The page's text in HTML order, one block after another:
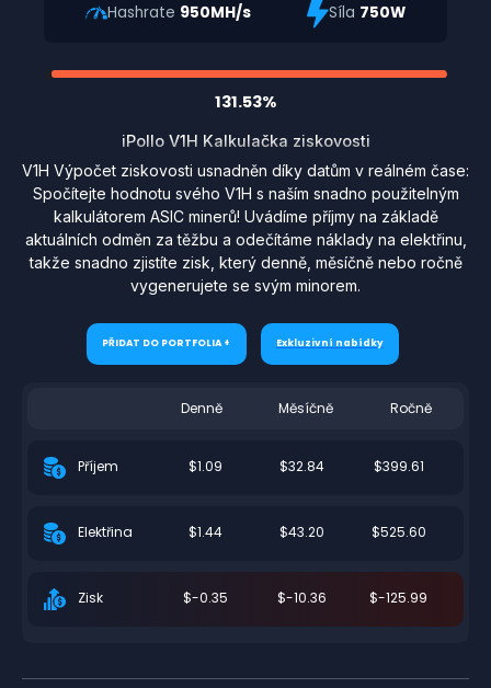
Hashrate 950MH/s Síla 750W
131.53%
iPollo V1H Kalkulačka ziskovosti
V1H Výpočet ziskovosti usnadněn díky datům v reálném čase:
Spočítejte hodnotu svého V1H s naším snadno použitelným
kalkulátorem ASIC minerů! Uvádíme příjmy na základě
aktuálních odměn za těžbu a odečítáme náklady na elektřinu,
takže snadno zjistíte zisk, který denně, měsíčně nebo ročně
vygenerujete se svým minorem.
PŘIDAT DO PORTFOLIA + Exkluzivní nabídky
Denně Měsíčně Ročně
Příjem $1.09 $32.84 $399.61
Elektřina $1.44 $43.20 $525.60
Zisk $-0.35 $-10.36 $-125.99